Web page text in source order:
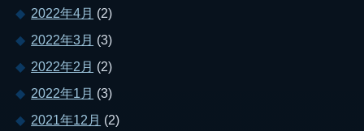
2022年4月 (2)
2022年3月 (3)
2022年2月 (2)
2022年1月 (3)
2021年12月 (2)